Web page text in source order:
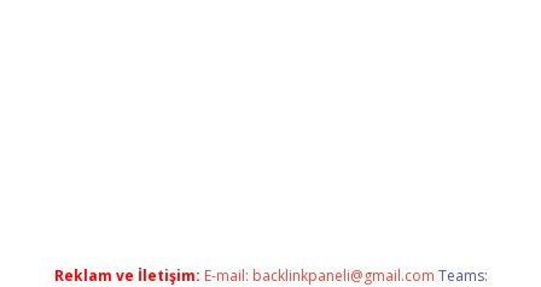
Reklam ve İletişim: E-mail: backlinkpaneli@gmail.com Teams: